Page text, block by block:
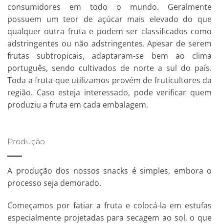
consumidores em todo o mundo. Geralmente
possuem um teor de açúcar mais elevado do que
qualquer outra fruta e podem ser classificados como
adstringentes ou não adstringentes. Apesar de serem
frutas subtropicais, adaptaram-se bem ao clima
português, sendo cultivados de norte a sul do país.
Toda a fruta que utilizamos provém de fruticultores da
região. Caso esteja interessado, pode verificar quem
produziu a fruta em cada embalagem.
Produção
A produção dos nossos snacks é simples, embora o
processo seja demorado.
Começamos por fatiar a fruta e colocá-la em estufas
especialmente projetadas para secagem ao sol, o que